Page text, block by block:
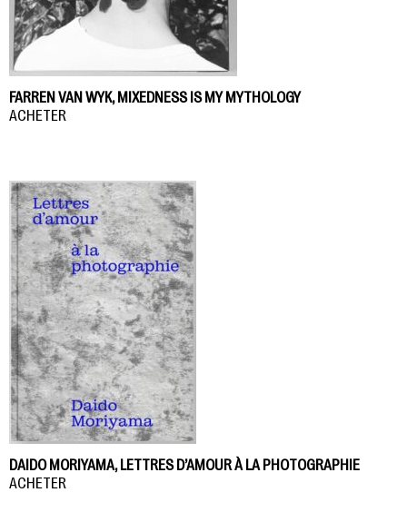
FARREN VAN WYK, MIXEDNESS IS MY MYTHOLOGY
ACHETER
DAIDO MORIYAMA, LETTRES D’AMOUR À LA PHOTOGRAPHIE
ACHETER